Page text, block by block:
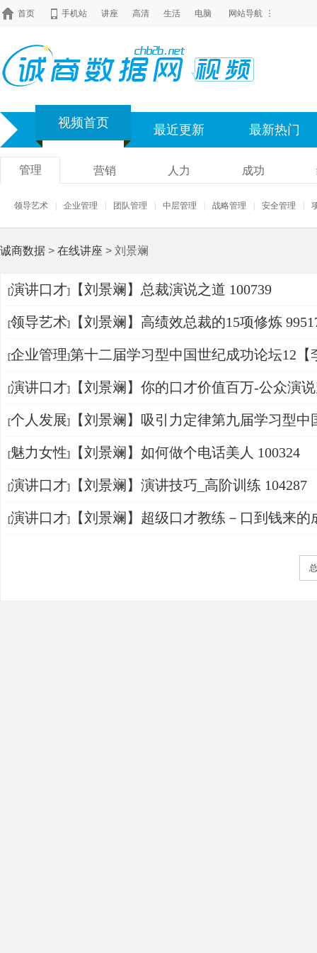
首页 手机站 讲座 高清 生活 电脑 网站导航
视频首页 最近更新 最新热门
管理 营销 人力 成功
领导艺术 企业管理 团队管理 中层管理 战略管理 安全管理
诚商数据 > 在线讲座 > 刘景斓
[演讲口才] 【刘景斓】总裁演说之道 100739
[领导艺术] 【刘景斓】高绩效总裁的15项修炼
[企业管理]第十二届学习型中国世纪成功论坛12【
[演讲口才]
【刘景斓】你的口才价值百万-公众演
[个人发展]
【刘景斓】吸引力定律第九届学习型中
[魅力女性] 【刘景斓】如何做个电话美人 100324
[演讲口才] 【刘景斓】演讲技巧_高阶训练 104287
[演讲口才]
【刘景斓】超级口才教练－口到钱来的